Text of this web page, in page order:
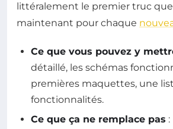
littéralement le premier truc que
maintenant pour chaque
Ce que vous pouvez y
détaillé, les schémas
premières maquettes, une
fonctionnalités.
Ce que ça ne remplace pas